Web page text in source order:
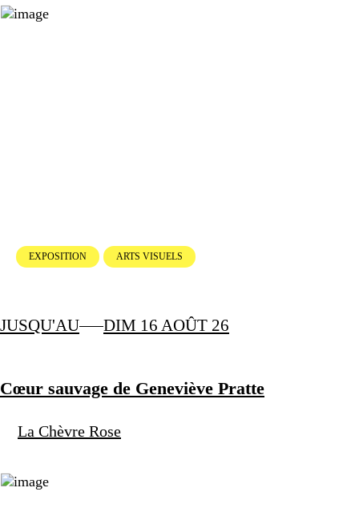
EXPOSITION ARTS VISUELS
JUSQU'AU DIM 16 AOÛT 26
Cœur sauvage de Geneviève Pratte
La Chèvre Rose